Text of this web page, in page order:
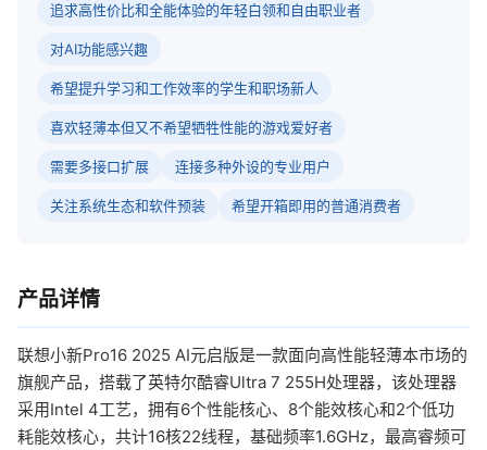
追求高性价比和全能体验的年轻白领和自由职业者
对AI功能感兴趣
希望提升学习和工作效率的学生和职场新人
喜欢轻薄本但又不希望牺牲性能的游戏爱好者
需要多接口扩展 连接多种外设的专业用户
关注系统生态和软件预装 希望开箱即用的普通消费者
产品详情
联想小新Pro16 2025 AI元启版是一款面向高性能轻薄本市场的
旗舰产品，搭载了英特尔酷睿Ultra 7 255H处理器，该处理器
采用Intel 4工艺，拥有6个性能核心、8个能效核心和2个低功
耗能效核心，共计16核22线程，基础频率1.6GHz，最高睿频可